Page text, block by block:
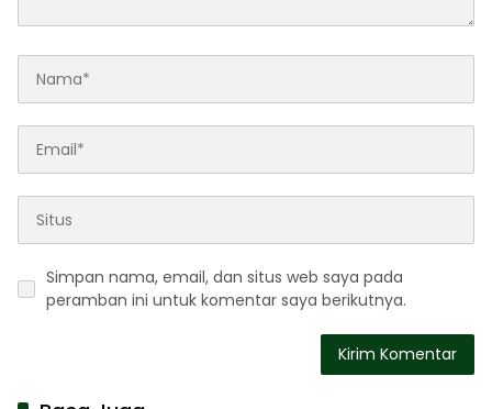
Simpan nama, email, dan situs web saya pada
peramban ini untuk komentar saya berikutnya.